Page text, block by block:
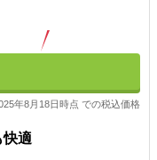
年8月18日時点 での税込価格
快適